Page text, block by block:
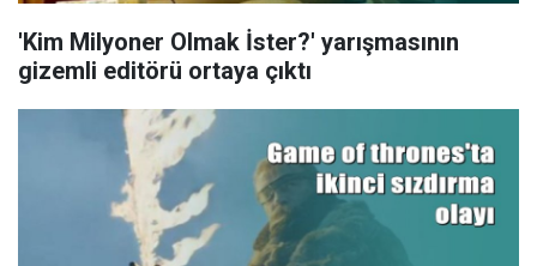
'Kim Milyoner Olmak İster?' yarışmasının
gizemli editörü ortaya çıktı